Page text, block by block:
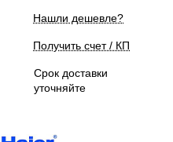
Нашли дешевле?
Получить счет / КП
Срок доставки
уточняйте